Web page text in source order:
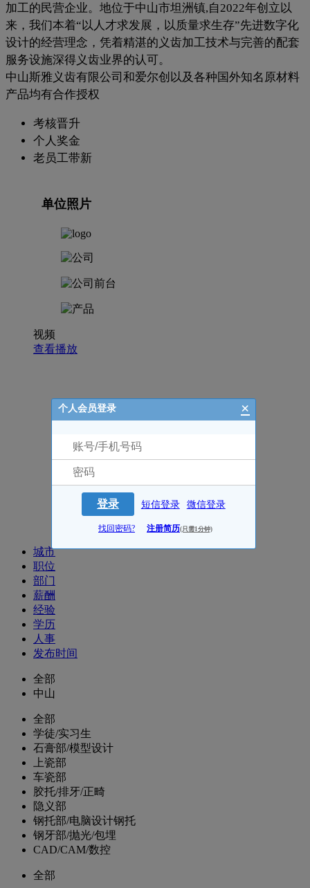
加工的民营企业。地位于中山市坦洲镇,自2022年创立以
来，我们本着“以人才求发展，以质量求生存”先进数字化
设计的经营理念，凭着精湛的义齿加工技术与完善的配套
服务设施深得义齿业界的认可。
中山斯雅义齿有限公司和爱尔创以及各种国外知名原材料
产品均有合作授权
考核晋升
个人奖金
老员工带新
单位照片
视频
查看播放
城市
职位
部门
薪酬
经验
学历
人事
发布时间
全部
中山
全部
学徒/实习生
石膏部/模型设计
上瓷部
车瓷部
胶托/排牙/正畸
隐义部
钢托部/电脑设计钢托
钢牙部/抛光/包埋
CAD/CAM/数控
全部
个人会员登录 ×
登录 短信登录 微信登录
找回密码? 注册简历(只需1分钟)